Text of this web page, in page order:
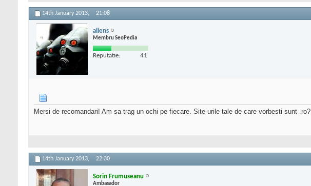
14th January 2013, 21:08
aliens
Membru SeoPedia
Reputatie: 41
Mersi de recomandari! Am sa trag un ochi pe fiecare. Site-urile tale de care vorbesti sunt .ro?
14th January 2013, 22:30
Sorin Frumuseanu
Ambasador